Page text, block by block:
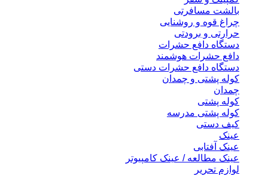
بالشت مسافرتی
چراغ قوه و روشنایی
حرارتی و برودتی
دستگاه دافع حشرات
دافع حشرات هوشمند
دستگاه دافع حشرات دستی
کوله پشتی و چمدان
چمدان
کوله پشتی
کوله پشتی مدرسه
کیف دستی
عینک
عینک آفتابی
عینک مطالعه / عینک کامپیوتر
لوازم تحریر